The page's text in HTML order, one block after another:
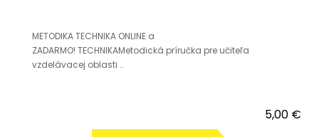
METODIKA TECHNIKA ONLINE a
ZADARMO! TECHNIKAMetodická príručka pre učiteľa
vzdelávacej oblasti ..
5,00 €